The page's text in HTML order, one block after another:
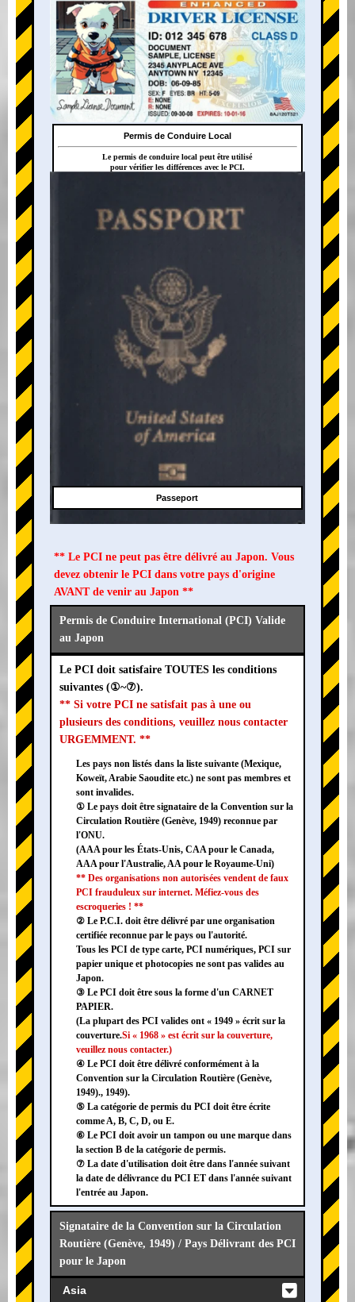
+
Permis de Conduire Local
Le permis de conduire local peut être utilisé
pour vérifier les différences avec le PCI.
Passeport
** Le PCI ne peut pas être délivré au Japon. Vous
devez obtenir le PCI dans votre pays d'origine
AVANT de venir au Japon **
Permis de Conduire International (PCI) Valide
au Japon
Le PCI doit satisfaire TOUTES les conditions
suivantes (①~⑦).
** Si votre PCI ne satisfait pas à une ou
plusieurs des conditions, veuillez nous contacter
URGEMMENT. **
Les pays non listés dans la liste suivante (Mexique,
Koweït, Arabie Saoudite etc.) ne sont pas membres et
sont invalides.
① Le pays doit être signataire de la Convention sur la
Circulation Routière (Genève, 1949) reconnue par
l'ONU.
(AAA pour les États-Unis, CAA pour le Canada,
AAA pour l'Australie, AA pour le Royaume-Uni)
** Des organisations non autorisées vendent de faux
PCI frauduleux sur internet. Méfiez-vous des
escroqueries ! **
② Le P.C.I. doit être délivré par une organisation
certifiée reconnue par le pays ou l'autorité.
Tous les PCI de type carte, PCI numériques, PCI sur
papier unique et photocopies ne sont pas valides au
Japon.
③ Le PCI doit être sous la forme d'un CARNET
PAPIER.
(La plupart des PCI valides ont « 1949 » écrit sur la
couverture.Si « 1968 » est écrit sur la couverture,
veuillez nous contacter.)
④ Le PCI doit être délivré conformément à la
Convention sur la Circulation Routière (Genève,
1949)., 1949).
⑤ La catégorie de permis du PCI doit être écrite
comme A, B, C, D, ou E.
⑥ Le PCI doit avoir un tampon ou une marque dans
la section B de la catégorie de permis.
⑦ La date d'utilisation doit être dans l'année suivant
la date de délivrance du PCI ET dans l'année suivant
l'entrée au Japon.
Signataire de la Convention sur la Circulation
Routière (Genève, 1949) / Pays Délivrant des PCI
pour le Japon
Asia